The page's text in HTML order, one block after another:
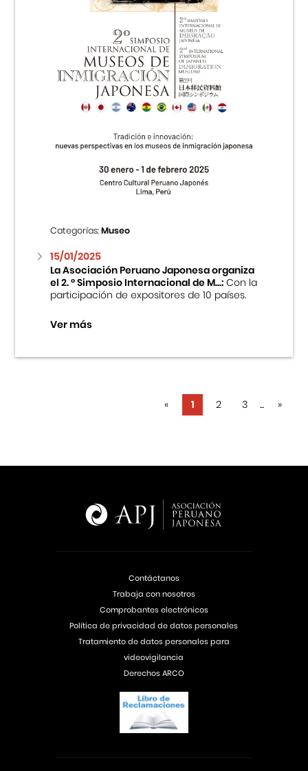
Categorías:Museo
15/01/2025
La Asociación Peruano Japonesa organiza
el 2. ° Simposio Internacional de M...:Con la
participación de expositores de 10 países.
Ver más
« 1 2 3 ... »
Contáctanos
Trabaja con nosotros
Comprobantes electrónicos
Política de privacidad de datos personales
Tratamiento de datos personales para
videovigilancia
Derechos ARCO